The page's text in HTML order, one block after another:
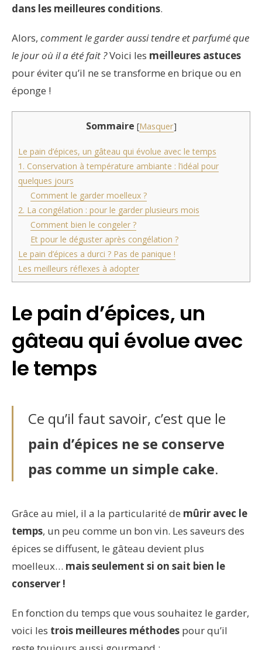
dans les meilleures conditions.
Alors, comment le garder aussi tendre et parfumé que
le jour où il a été fait ?Voici les meilleures astuces
pour éviter qu’il ne se transforme en brique ou en
éponge !
Sommaire [Masquer]
Le pain d’épices, un gâteau qui évolue avec le temps
1. Conservation à température ambiante : l’idéal pour
quelques jours
Comment le garder moelleux ?
2. La congélation : pour le garder plusieurs mois
Comment bien le congeler ?
Et pour le déguster après congélation ?
Le pain d’épices a durci ? Pas de panique !
Les meilleurs réflexes à adopter
Le pain d’épices, un
gâteau qui évolue avec
le temps
Ce qu’il faut savoir, c’est que le
pain d’épices ne se conserve
pas comme un simple cake.
Grâce au miel, il a la particularité de mûrir avec le
temps, un peu comme un bon vin. Les saveurs des
épices se diffusent, le gâteau devient plus
moelleux… mais seulement si on sait bien le
conserver !
En fonction du temps que vous souhaitez le garder,
voici les trois meilleures méthodes pour qu’il